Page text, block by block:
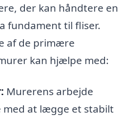
der kan håndtere en
fundament til fliser.
af de primære
kan hjælpe med:
Murerens arbejde
at lægge et stabilt